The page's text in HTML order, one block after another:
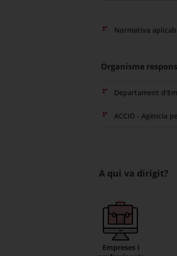
Normativa
Organisme
Departament
ACCIÓ - Agència
A qui va dirigit?
Empreses i